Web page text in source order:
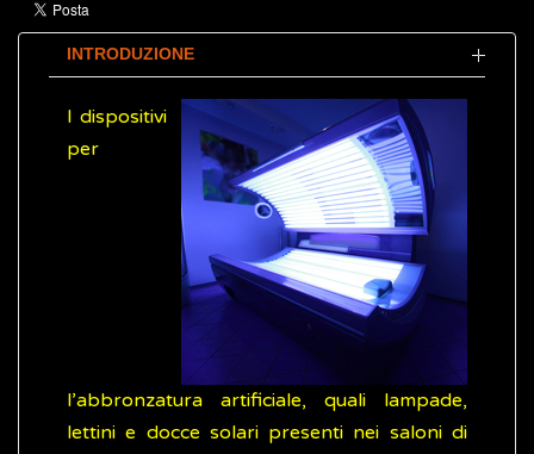
INTRODUZIONE
I dispositivi
per
l’abbronzatura artificiale, quali lampade,
lettini e docce solari presenti nei saloni di